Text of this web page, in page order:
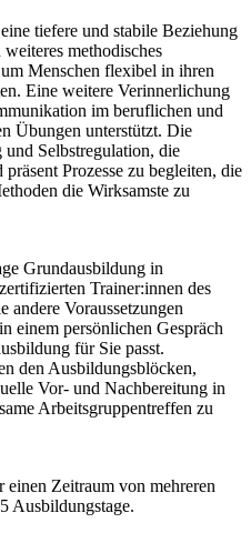
tiefere und stabile Beziehung
methodisches
Menschen flexibel in ihren
Eine weitere Verinnerlichung
im beruflichen und
Übungen unterstützt. Die
Selbstregulation, die
Prozesse zu begleiten, die
die Wirksamste zu
Grundausbildung in
Trainer:innen des
andere Voraussetzungen
einem persönlichen Gespräch
für Sie passt.
den Ausbildungsblöcken,
Vor- und Nachbereitung in
Arbeitsgruppentreffen zu
Zeitraum von mehreren
Ausbildungstage.